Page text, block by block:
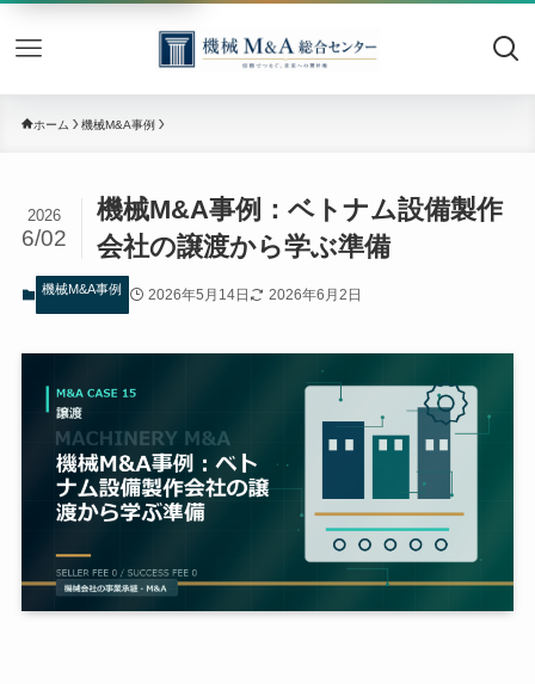
機械
ホーム 機械M&A事例
機械M&A事例：ベトナム設備製作
会社の譲渡から学ぶ準備
2026
6/02
機械M&A事例 2026年5月14日 2026年6月2日